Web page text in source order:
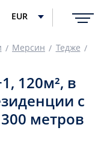
EUR
Мерсин
Тедже
120м², в
с
метров